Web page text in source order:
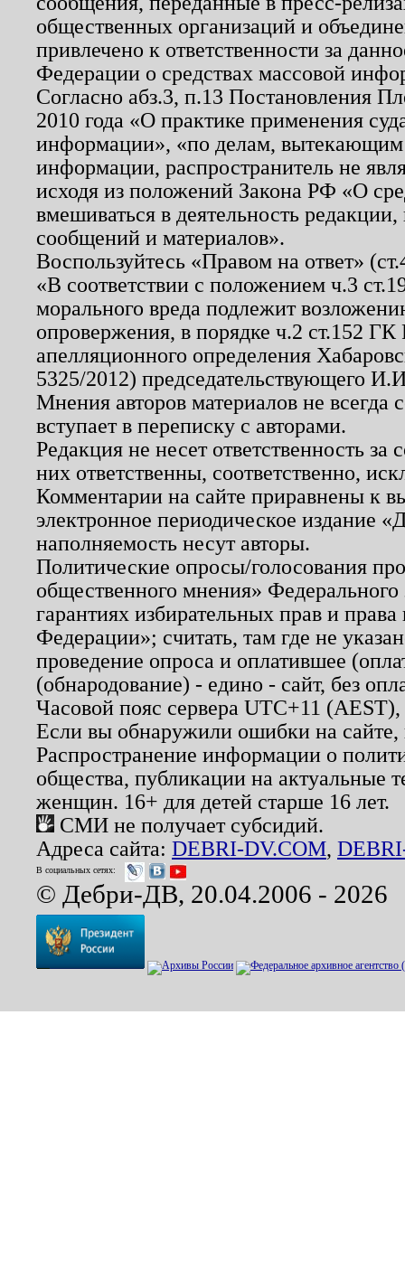
общественных организаций и
привлечено к ответственности за
Федерации о средствах массовой
Согласно абз.3, п.13 Постановления
2010 года «О практике применения
информации», «по делам, вытекающим
информации, распространитель не
исходя из положений Закона РФ «О
вмешиваться в деятельность
сообщений и материалов».
Воспользуйтесь «Правом на ответ»
«В соответствии с положением ч.3
морального вреда подлежит
опровержения, в порядке ч.2 ст.152
апелляционного определения
5325/2012) председательствующего
Мнения авторов материалов не
вступает в переписку с авторами.
Редакция не несет ответственность
них ответственны, соответственно,
Комментарии на сайте приравнены к
электронное периодическое издание
наполняемость несут авторы.
Политические опросы/голосования
общественного мнения»
гарантиях избирательных прав и
Федерации»; считать, там где не
проведение опроса и оплатившее
(обнародование) - едино - сайт, без
Часовой пояс сервера UTC+11
Если вы обнаружили ошибки на
Распространение информации о
общества, публикации на актуальные
женщин. 16+ для детей старше 16 лет.
СМИ не получает субсидий.
Адреса сайта: DEBRI-DV.COM,
В социальных сетях:
© Дебри-ДВ, 20.04.2006 - 2026